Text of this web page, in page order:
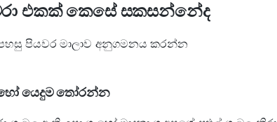
එකක් කෙසේ සකසන්නේද
පහසු පියවර මාලාව අනුගමනය කරන්න
හෝ යෙදුම තෝරන්න